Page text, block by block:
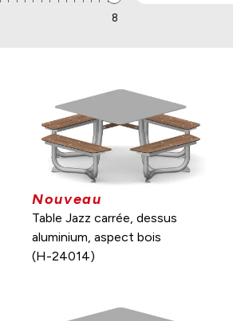
8
Nouveau
Table Jazz carrée, dessus
aluminium, aspect bois
(H-24014)